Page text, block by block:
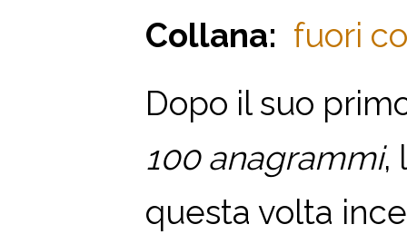
Collana: fuori
Dopo il suo
100 anagrammi,
questa volta